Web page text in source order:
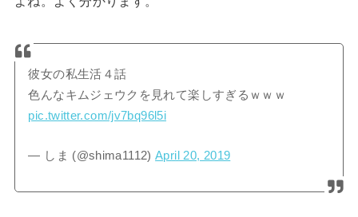
彼女の私生活４話
色んなキムジェウクを見れて楽しすぎるｗｗｗ
pic.twitter.com/jv7bq96l5i
— しま (@shima1112)April 20, 2019